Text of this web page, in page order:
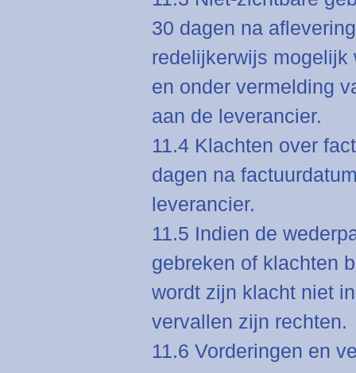
30 dagen na
redelijkerwijs
en onder vermelding
aan de leverancier.
11.4 Klachten over
dagen na
leverancier.
11.5 Indien de
gebreken of klachten
wordt zijn klacht niet
vervallen zijn rechten.
11.6 Vorderingen en